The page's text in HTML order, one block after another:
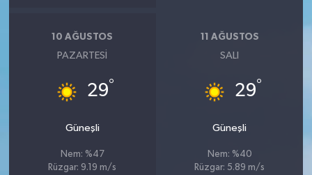
10 AĞUSTOS
PAZARTESI
29°
Güneşli
Nem: %47
Rüzgar: 9.19 m/s
11 AĞUSTOS
SALI
29°
Güneşli
Nem: %40
Rüzgar: 5.89 m/s